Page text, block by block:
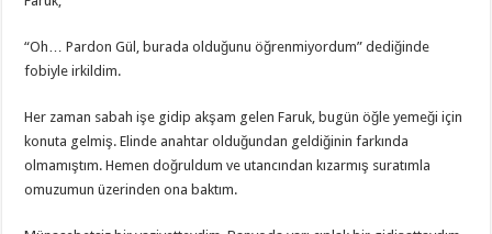
“Oh… Pardon Gül, burada olduğunu öğrenmiyordum” dediğinde
fobiyle irkildim.
Her zaman sabah işe gidip akşam gelen Faruk, bugün öğle yemeği için
konuta gelmiş. Elinde anahtar olduğundan geldiğinin farkında
olmamıştım. Hemen doğruldum ve utancından kızarmış suratımla
omuzumun üzerinden ona baktım.